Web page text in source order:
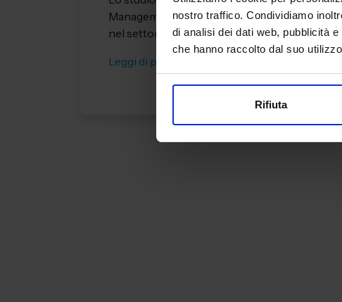
nostro traffico. Condividiamo
di analisi dei dati web, pubblicità
che hanno raccolto dal suo
Rifiuta
Management ha osservato ciò che avviene
nel settore delle vend...
Leggi di più